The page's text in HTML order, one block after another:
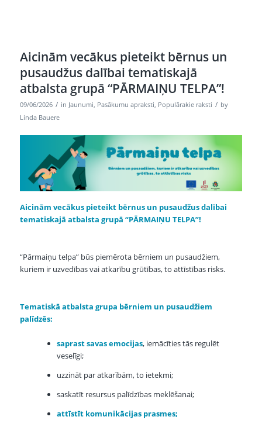
Aicinām vecākus pieteikt bērnus un
pusaudžus dalībai tematiskajā
atbalsta grupā “PĀRMAIŅU TELPA”!
09/06/2026 / in Jaunumi, Pasākumu apraksti, Populārakie raksti / by
Linda Bauere
Aicinām vecākus pieteikt bērnus un pusaudžus dalībai
tematiskajā atbalsta grupā “PĀRMAIŅU TELPA”!
“Pārmaiņu telpa” būs piemērota bērniem un pusaudžiem,
kuriem ir uzvedības vai atkarību grūtības, to attīstības risks.
Tematiskā atbalsta grupa bērniem un pusaudžiem
palīdzēs:
saprast savas emocijas, iemācīties tās regulēt
veselīgi;
uzzināt par atkarībām, to ietekmi;
saskatīt resursus palīdzības meklēšanai;
attīstīt komunikācijas prasmes;